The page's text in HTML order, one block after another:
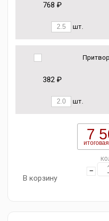
768 ₽
шт.
382 ₽
шт.
7
В корзину